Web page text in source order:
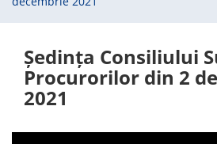
Ședința Consiliului
Procurorilor din 2
2021